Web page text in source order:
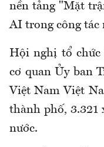
nền tảng "Mặt
AI trong công tác
Hội nghị tổ chức
cơ quan Ủy ban
Việt Nam Việt
thành phố, 3.321
nước.